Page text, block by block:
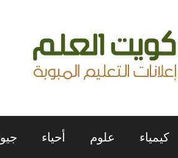
كيمياء علوم أحياء